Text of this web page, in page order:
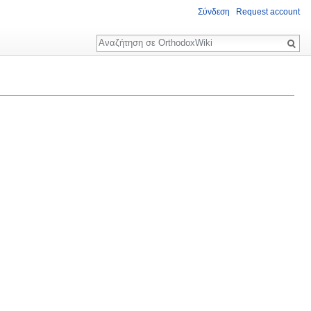
Σύνδεση Request account
Αναζήτηση